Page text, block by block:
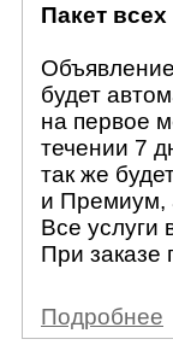
Пакет
будет
на первое
течении 7
так же
и Премиум,
Все услуги
При заказе
Подробнее